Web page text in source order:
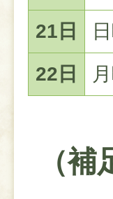
21日
22日
（